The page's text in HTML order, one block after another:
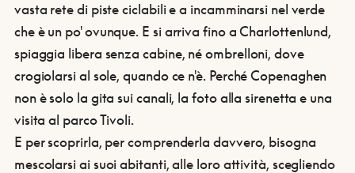
vasta rete di piste ciclabili e a incamminarsi nel verde
che è un po' ovunque. E si arriva fino a Charlottenlund,
spiaggia libera senza cabine, né ombrelloni, dove
crogiolarsi al sole, quando ce n'è. Perché Copenaghen
non è solo la gita sui canali, la foto alla sirenetta e una
visita al parco Tivoli.
E per scoprirla, per comprenderla davvero, bisogna
mescolarsi ai suoi abitanti, alle loro attività, scegliendo